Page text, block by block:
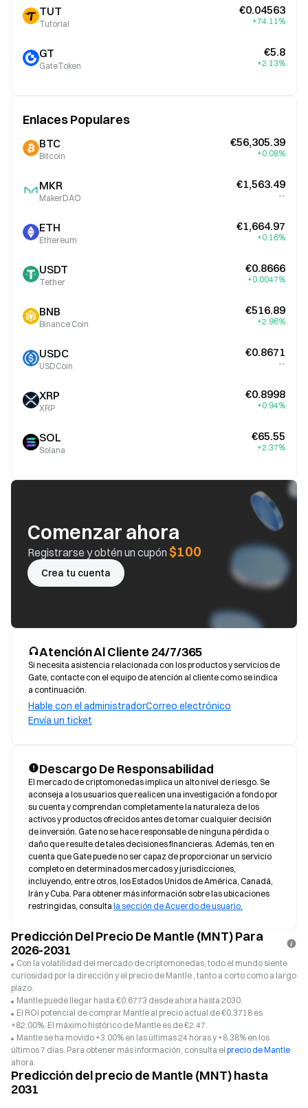
TUT
Tutorial
€0.04563
+74.11%
GT
GateToken
€5.8
+2.13%
Enlaces Populares
BTC
Bitcoin
€56,305.39
+0.08%
MKR
MakerDAO
€1,563.49
--
ETH
Ethereum
€1,664.97
+0.16%
USDT
Tether
€0.8666
+0.0047%
BNB
Binance Coin
€516.89
+2.96%
USDC
USDCoin
€0.8671
--
XRP
XRP
€0.8998
+0.94%
SOL
Solana
€65.55
+2.37%
Comenzar ahora
Registrarse y obtén un cupón $100
Crea tu cuenta
Atención Al Cliente 24/7/365
Si necesita asistencia relacionada con los productos y servicios de
Gate, contacte con el equipo de atención al cliente como se indica
a continuación.
Hable con el administradorCorreo electrónico
Envía un ticket
Descargo De Responsabilidad
El mercado de criptomonedas implica un alto nivel de riesgo. Se
aconseja a los usuarios que realicen una investigación a fondo por
su cuenta y comprendan completamente la naturaleza de los
activos y productos ofrecidos antes de tomar cualquier decisión
de inversión. Gate no se hace responsable de ninguna pérdida o
daño que resulte de tales decisiones financieras. Además, ten en
cuenta que Gate puede no ser capaz de proporcionar un servicio
completo en determinados mercados y jurisdicciones,
incluyendo, entre otros, los Estados Unidos de América, Canadá,
Irán y Cuba. Para obtener más información sobre las ubicaciones
restringidas, consulta la sección de Acuerdo de usuario.
Predicción Del Precio De Mantle (MNT) Para
2026-2031
Con la volatilidad del mercado de criptomonedas, todo el mundo siente
curiosidad por la dirección y el precio de Mantle , tanto a corto como a largo
plazo.
Mantle puede llegar hasta €0.6773 desde ahora hasta 2030.
El ROI potencial de comprar Mantle al precio actual de €0.3718 es
+82.00%. El máximo histórico de Mantle es de €2.47.
Mantle se ha movido +3.00% en las últimas 24 horas y +8.38% en los
últimos 7 días. Para obtener más información, consulta el precio de Mantle
ahora.
Predicción del precio de Mantle (MNT) hasta
2031